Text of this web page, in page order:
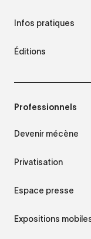
Infos pratiques
Éditions
Professionnels
Devenir mécène
Privatisation
Espace presse
Expositions